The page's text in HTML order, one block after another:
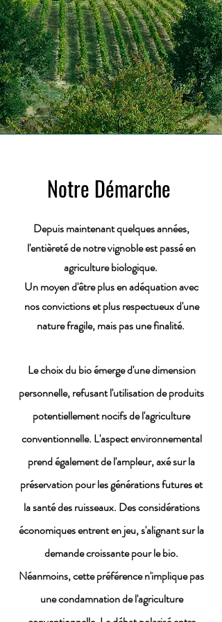
Notre Démarche
Depuis maintenant quelques années,
l'entièreté de notre vignoble est passé en
agriculture biologique.
Un moyen d'être plus en adéquation avec
nos convictions et plus respectueux d'une
nature fragile, mais pas une finalité.
Le choix du bio émerge d'une dimension
personnelle, refusant l'utilisation de produits
potentiellement nocifs de l'agriculture
conventionnelle. L'aspect environnemental
prend également de l'ampleur, axé sur la
préservation pour les générations futures et
la santé des ruisseaux. Des considérations
économiques entrent en jeu, s'alignant sur la
demande croissante pour le bio.
Néanmoins, cette préférence n'implique pas
une condamnation de l'agriculture